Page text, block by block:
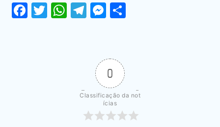
Facebook
Twitter
WhatsApp
Telegram
Messenger
0
Classificação da not
ícias